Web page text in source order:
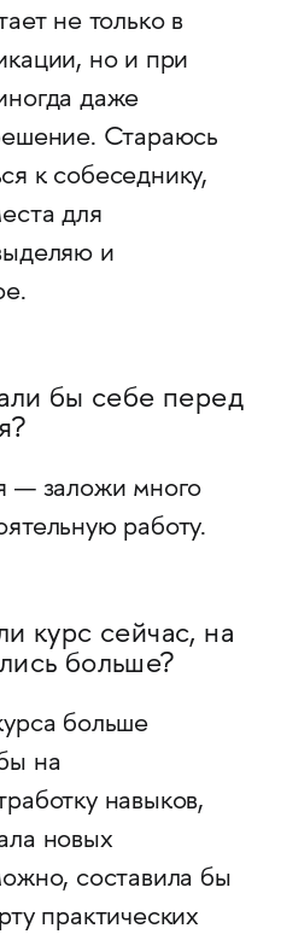
не только в
но и при
даже
Стараюсь
к собеседнику,
для
и
бы себе перед
— заложи много
работу.
курс сейчас, на
больше?
больше
на
навыков,
новых
составила бы
практических